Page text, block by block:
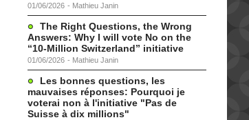
01/06/2026 - Mathieu Janin
The Right Questions, the Wrong
Answers: Why I will vote No on the
“10-Million Switzerland” initiative
01/06/2026 - Mathieu Janin
Les bonnes questions, les
mauvaises réponses: Pourquoi je
voterai non à l'initiative "Pas de
Suisse à dix millions"